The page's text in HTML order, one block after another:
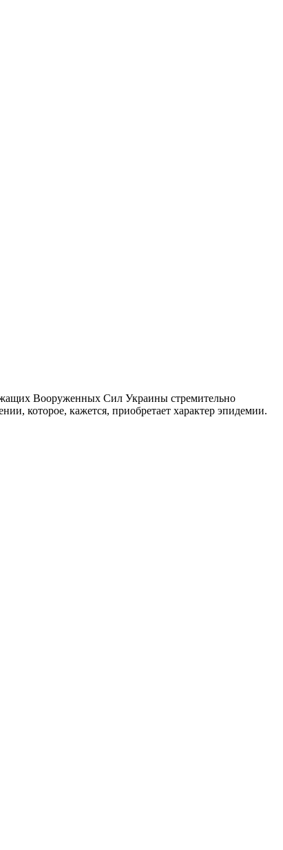
Вооруженных Сил Украины стремительно
которое, кажется, приобретает характер эпидемии.